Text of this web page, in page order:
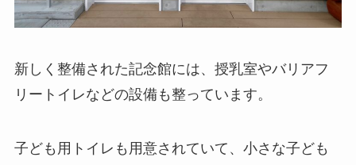
新しく整備された記念館には、授乳室やバリアフ
リートイレなどの設備も整っています。
子ども用トイレも用意されていて、小さな子ども